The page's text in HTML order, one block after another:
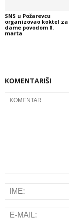
SNS u Požarevcu
organizovao koktel za
dame povodom 8.
marta
KOMENTARIŠI